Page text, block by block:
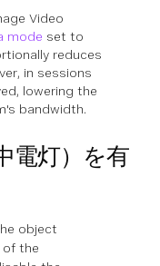
Video
mode set to
reduces
in sessions
lowering the
bandwidth.
電灯）を有
object
of the